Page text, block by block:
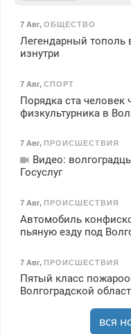
7 Авг, ОБЩЕСТВО
Легендарный тополь
изнутри
7 Авг, СПОРТ
Порядка ста человек
физкультурника в
7 Авг, ПРОИСШЕСТВИЯ
Видео:
Госуслуг
7 Авг, ПРОИСШЕСТВИЯ
Автомобиль
пьяную езду под
7 Авг, ПРОИСШЕСТВИЯ
Пятый класс
Волгоградской
вся